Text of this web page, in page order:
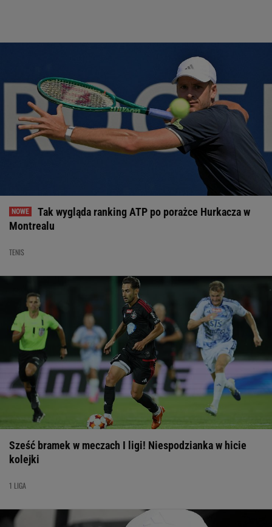
Tak wygląda ranking ATP po porażce Hurkacza w
Montrealu
TENIS
Sześć bramek w meczach I ligi! Niespodzianka w hicie
kolejki
1 LIGA